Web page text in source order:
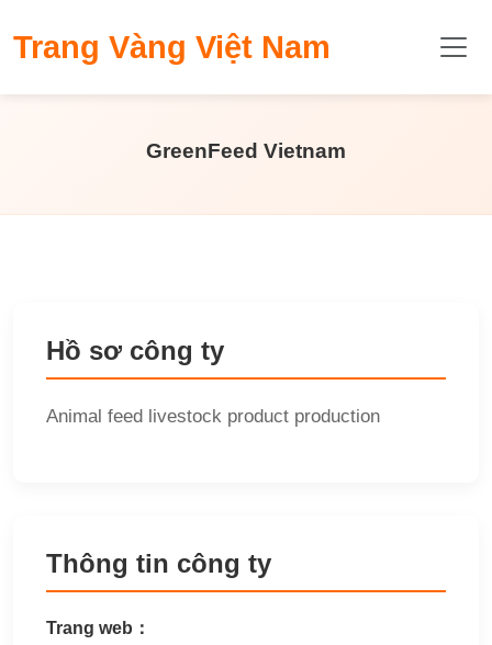
​Trang Vàng Việt Nam
GreenFeed Vietnam
Hồ sơ công ty
Animal feed livestock product production
Thông tin công ty
Trang web：